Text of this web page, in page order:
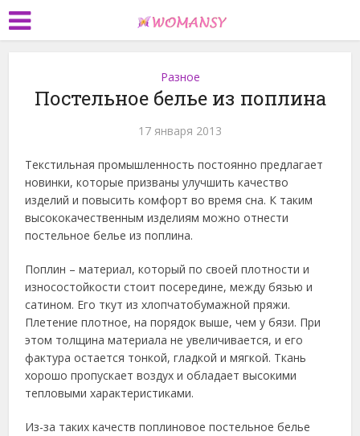
Разное
Постельное белье из поплина
17 января 2013
Текстильная промышленность постоянно предлагает
новинки, которые призваны улучшить качество
изделий и повысить комфорт во время сна. К таким
высококачественным изделиям можно отнести
постельное белье из поплина.
Поплин – материал, который по своей плотности и
износостойкости стоит посередине, между бязью и
сатином. Его ткут из хлопчатобумажной пряжи.
Плетение плотное, на порядок выше, чем у бязи. При
этом толщина материала не увеличивается, и его
фактура остается тонкой, гладкой и мягкой. Ткань
хорошо пропускает воздух и обладает высокими
тепловыми характеристиками.
Из-за таких качеств поплиновое постельное белье